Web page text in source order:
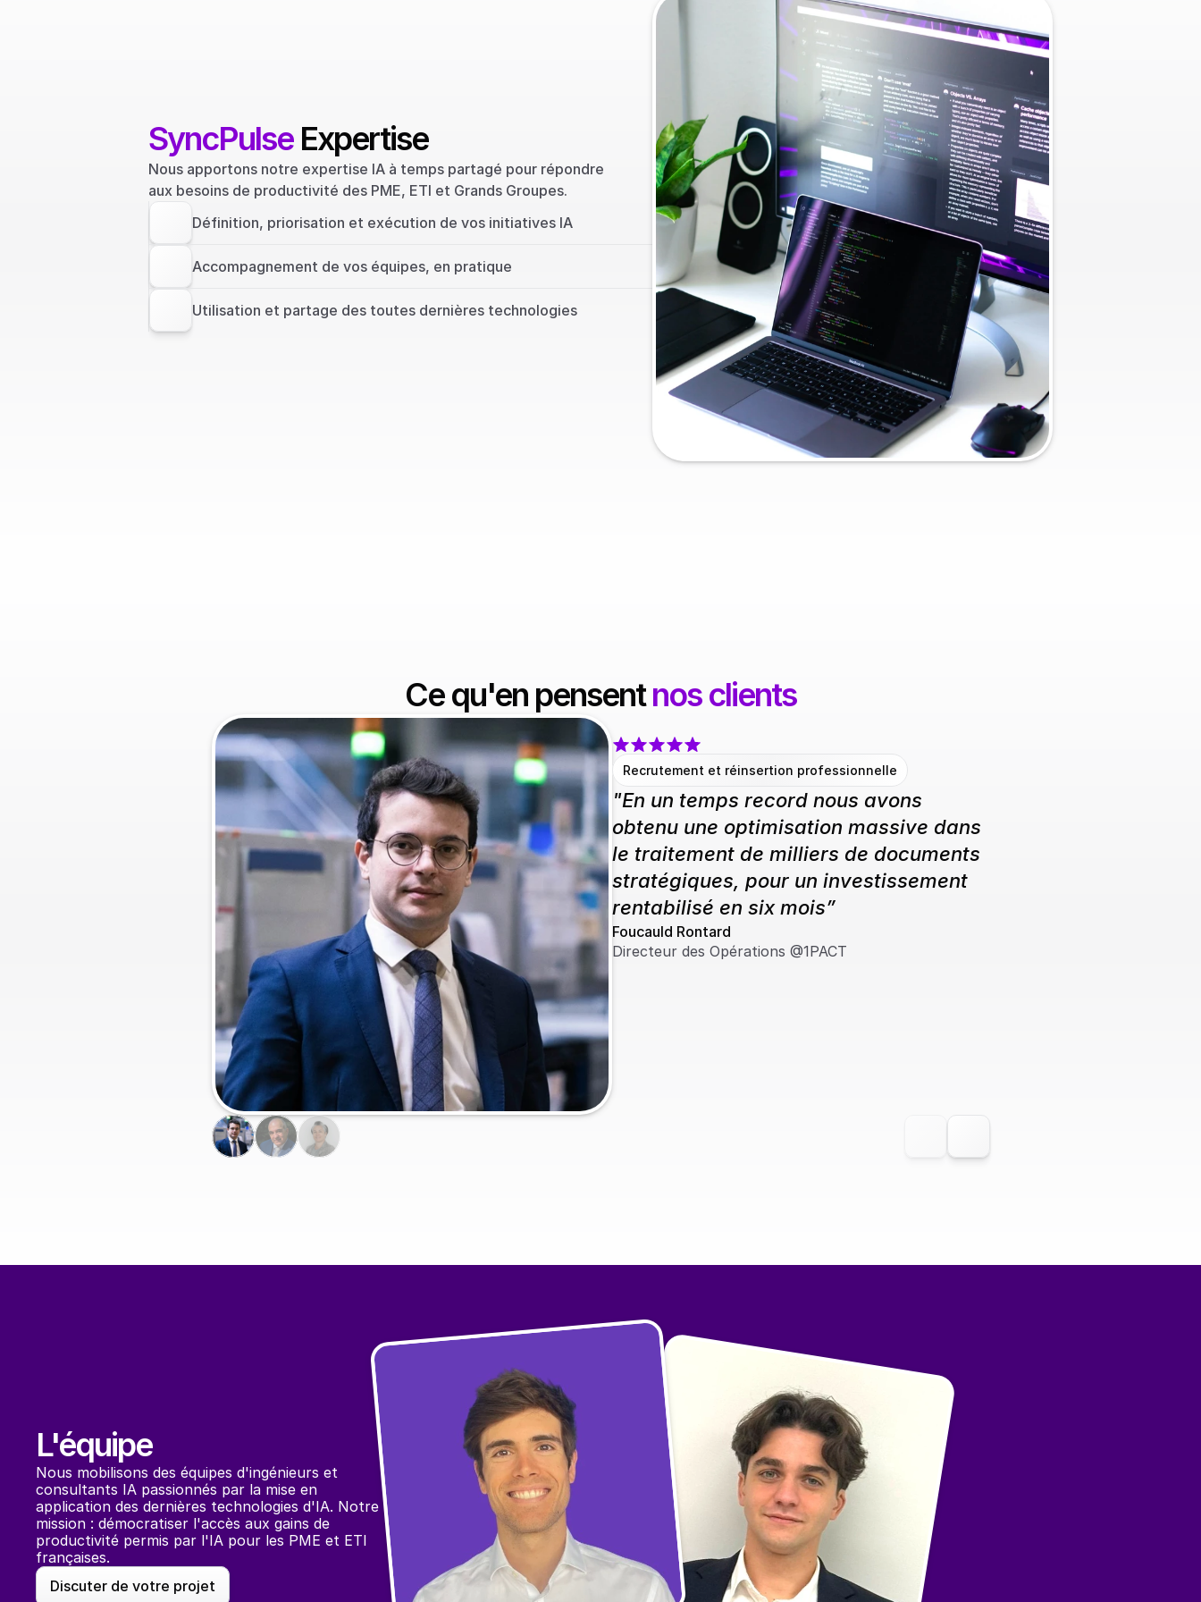
SyncPulse Expertise
Nous apportons notre expertise IA à temps partagé pour répondre
aux besoins de productivité des PME, ETI et Grands Groupes.
Définition, priorisation et exécution de vos initiatives IA
Accompagnement de vos équipes, en pratique
Utilisation et partage des toutes dernières technologies
Ce qu'en pensent nos clients
Recrutement et réinsertion professionnelle
"En un temps record nous avons
obtenu une optimisation massive dans
le traitement de milliers de documents
stratégiques, pour un investissement
rentabilisé en six mois”
Foucauld Rontard
Directeur des Opérations @1PACT
L'équipe
Nous mobilisons des équipes d'ingénieurs et
consultants IA passionnés par la mise en
application des dernières technologies d'IA. Notre
mission : démocratiser l'accès aux gains de
productivité permis par l'IA pour les PME et ETI
françaises.
Discuter de votre projet